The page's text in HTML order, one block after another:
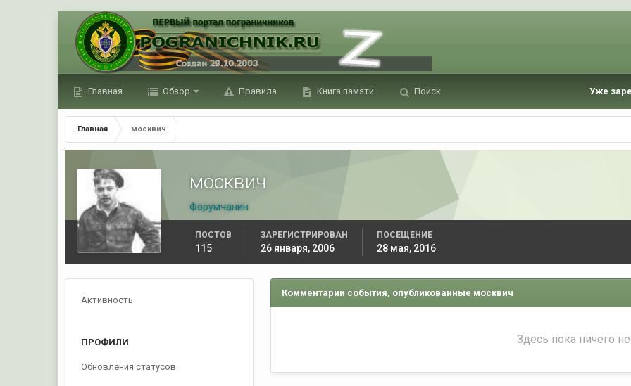
Главная Обзор Правила Книга памяти Поиск Уже
Главная москвич
москвич
Форумчанин
ПОСТОВ
115
ЗАРЕГИСТРИРОВАН
26 января, 2006
ПОСЕЩЕНИЕ
28 мая, 2016
Активность
ПРОФИЛИ
Обновления статусов
Комментарии события, опубликованные москвич
Здесь пока ничего